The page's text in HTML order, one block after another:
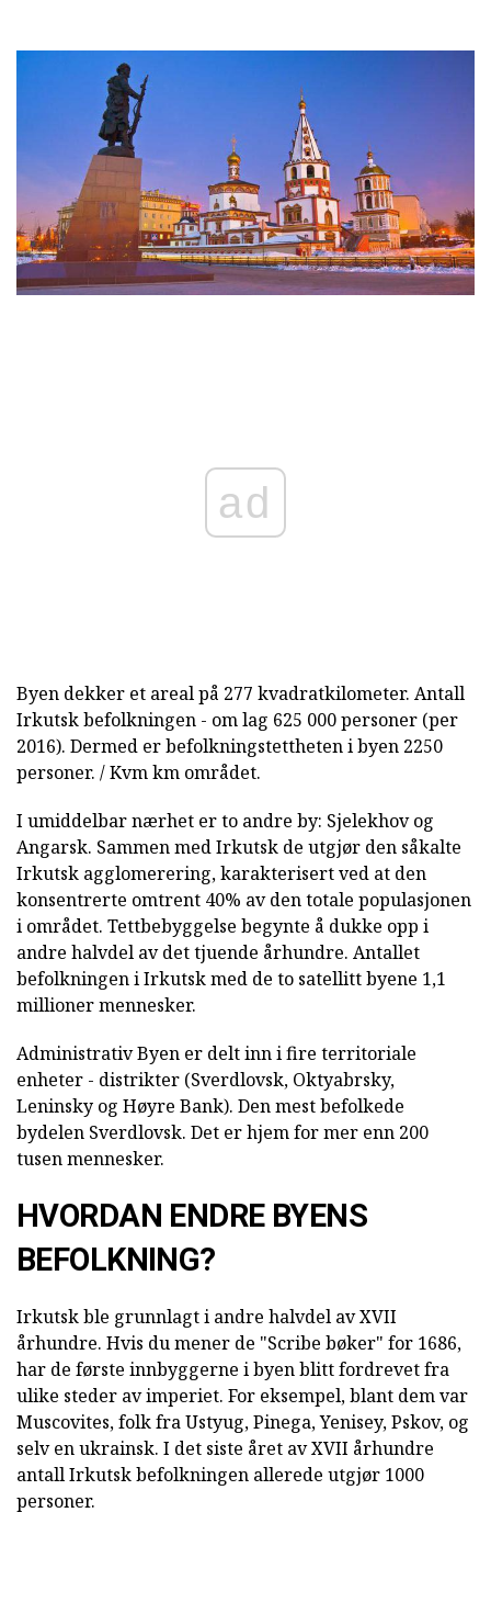
ad
Byen dekker et areal på 277 kvadratkilometer. Antall
Irkutsk befolkningen - om lag 625 000 personer (per
2016). Dermed er befolkningstettheten i byen 2250
personer. / Kvm km området.
I umiddelbar nærhet er to andre by: Sjelekhov og
Angarsk. Sammen med Irkutsk de utgjør den såkalte
Irkutsk agglomerering, karakterisert ved at den
konsentrerte omtrent 40% av den totale populasjonen
i området. Tettbebyggelse begynte å dukke opp i
andre halvdel av det tjuende århundre. Antallet
befolkningen i Irkutsk med de to satellitt byene 1,1
millioner mennesker.
Administrativ Byen er delt inn i fire territoriale
enheter - distrikter (Sverdlovsk, Oktyabrsky,
Leninsky og Høyre Bank). Den mest befolkede
bydelen Sverdlovsk. Det er hjem for mer enn 200
tusen mennesker.
HVORDAN ENDRE BYENS
BEFOLKNING?
Irkutsk ble grunnlagt i andre halvdel av XVII
århundre. Hvis du mener de "Scribe bøker" for 1686,
har de første innbyggerne i byen blitt fordrevet fra
ulike steder av imperiet. For eksempel, blant dem var
Muscovites, folk fra Ustyug, Pinega, Yenisey, Pskov, og
selv en ukrainsk. I det siste året av XVII århundre
antall Irkutsk befolkningen allerede utgjør 1000
personer.